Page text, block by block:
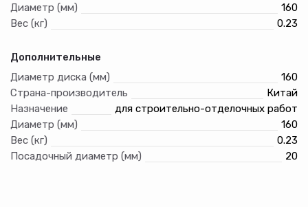
Диаметр (мм)
160
Вес (кг)
0.23
Дополнительные
Диаметр диска (мм)
160
Страна-производитель
Китай
Назначение
для строительно-отделочных работ
Диаметр (мм)
160
Вес (кг)
0.23
Посадочный диаметр (мм)
20